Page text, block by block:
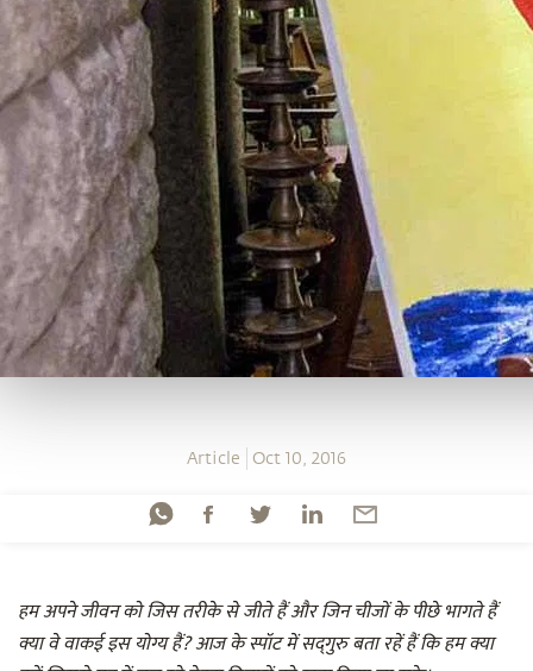
Article Oct 10, 2016
हम अपने जीवन को जिस तरीके से जीते हैं और जिन चीजों के पीछे भागते हैं
क्या वे वाकई इस योग्य हैं? आज के स्पॉट में सद्‌गुरु बता रहें हैं कि हम क्या